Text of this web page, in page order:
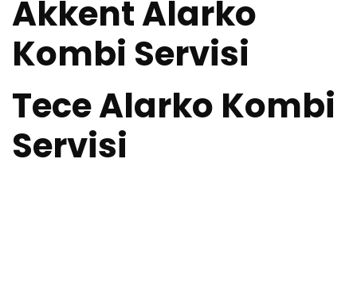
Akkent Alarko
Kombi Servisi
Tece Alarko Kombi
Servisi